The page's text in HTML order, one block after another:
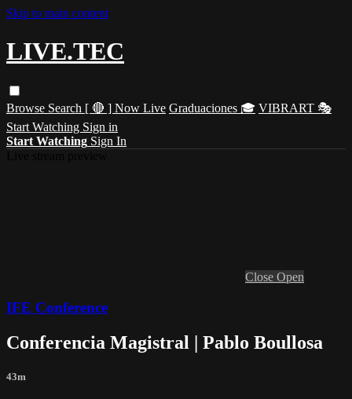
Skip to main content
LIVE.TEC
Browse Search [ 🔴 ] Now Live Graduaciones 🎓 VIBRART 🎭
Start Watching Sign in
Start Watching Sign In
Close Open
IFE Conference
Conferencia Magistral | Pablo Boullosa
43m